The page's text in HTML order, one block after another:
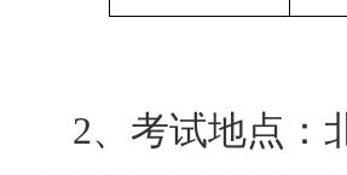
2、考试地点：